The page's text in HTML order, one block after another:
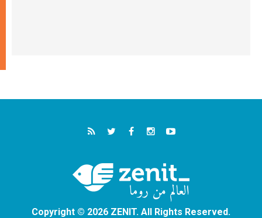
Copyright © 2026 ZENIT. All Rights Reserved.